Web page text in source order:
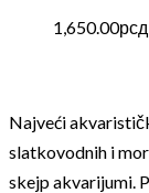
1,650.00рсд
Najveći
slatkovodnih i
skejp akvarijumi.